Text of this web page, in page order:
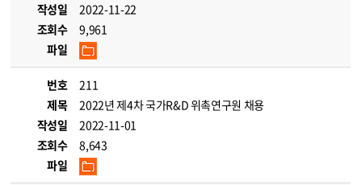
작성일
2022-11-22
조회수
9,961
파일
번호
211
제목
2022년 제4차 국가R&D 위촉연구원 채용
작성일
2022-11-01
조회수
8,643
파일